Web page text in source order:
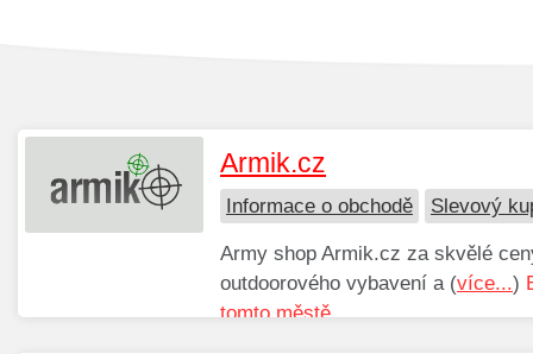
Armik.cz
Informace o obchodě Slevový
Army shop Armik.cz za skvělé
outdoorového vybavení a (více...)
tomto městě.